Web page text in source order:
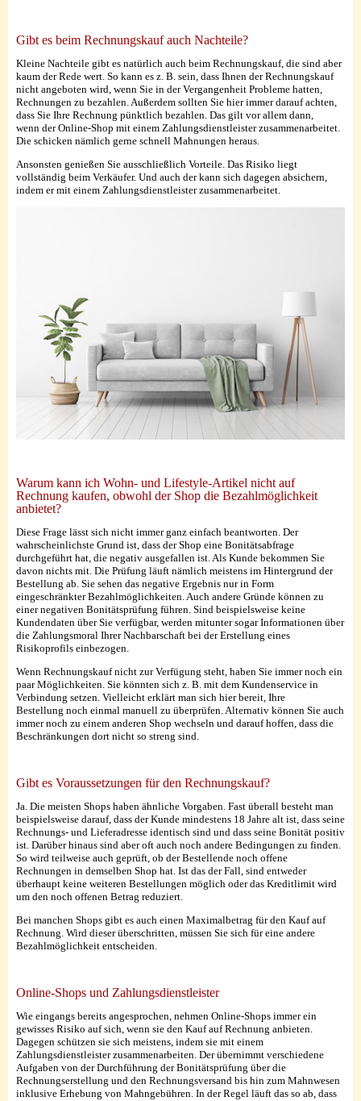
Gibt es beim Rechnungskauf auch Nachteile?
Kleine Nachteile gibt es natürlich auch beim Rechnungskauf, die sind aber
kaum der Rede wert. So kann es z. B. sein, dass Ihnen der Rechnungskauf
nicht angeboten wird, wenn Sie in der Vergangenheit Probleme hatten,
Rechnungen zu bezahlen. Außerdem sollten Sie hier immer darauf achten,
dass Sie Ihre Rechnung pünktlich bezahlen. Das gilt vor allem dann,
wenn der Online-Shop mit einem Zahlungsdienstleister zusammenarbeitet.
Die schicken nämlich gerne schnell Mahnungen heraus.
Ansonsten genießen Sie ausschließlich Vorteile. Das Risiko liegt
vollständig beim Verkäufer. Und auch der kann sich dagegen absichern,
indem er mit einem Zahlungsdienstleister zusammenarbeitet.
Warum kann ich Wohn- und Lifestyle-Artikel nicht auf
Rechnung kaufen, obwohl der Shop die Bezahlmöglichkeit
anbietet?
Diese Frage lässt sich nicht immer ganz einfach beantworten. Der
wahrscheinlichste Grund ist, dass der Shop eine Bonitätsabfrage
durchgeführt hat, die negativ ausgefallen ist. Als Kunde bekommen Sie
davon nichts mit. Die Prüfung läuft nämlich meistens im Hintergrund der
Bestellung ab. Sie sehen das negative Ergebnis nur in Form
eingeschränkter Bezahlmöglichkeiten. Auch andere Gründe können zu
einer negativen Bonitätsprüfung führen. Sind beispielsweise keine
Kundendaten über Sie verfügbar, werden mitunter sogar Informationen über
die Zahlungsmoral Ihrer Nachbarschaft bei der Erstellung eines
Risikoprofils einbezogen.
Wenn Rechnungskauf nicht zur Verfügung steht, haben Sie immer noch ein
paar Möglichkeiten. Sie könnten sich z. B. mit dem Kundenservice in
Verbindung setzen. Vielleicht erklärt man sich hier bereit, Ihre
Bestellung noch einmal manuell zu überprüfen. Alternativ können Sie auch
immer noch zu einem anderen Shop wechseln und darauf hoffen, dass die
Beschränkungen dort nicht so streng sind.
Gibt es Voraussetzungen für den Rechnungskauf?
Ja. Die meisten Shops haben ähnliche Vorgaben. Fast überall besteht man
beispielsweise darauf, dass der Kunde mindestens 18 Jahre alt ist, dass seine
Rechnungs- und Lieferadresse identisch sind und dass seine Bonität positiv
ist. Darüber hinaus sind aber oft auch noch andere Bedingungen zu finden.
So wird teilweise auch geprüft, ob der Bestellende noch offene
Rechnungen in demselben Shop hat. Ist das der Fall, sind entweder
überhaupt keine weiteren Bestellungen möglich oder das Kreditlimit wird
um den noch offenen Betrag reduziert.
Bei manchen Shops gibt es auch einen Maximalbetrag für den Kauf auf
Rechnung. Wird dieser überschritten, müssen Sie sich für eine andere
Bezahlmöglichkeit entscheiden.
Online-Shops und Zahlungsdienstleister
Wie eingangs bereits angesprochen, nehmen Online-Shops immer ein
gewisses Risiko auf sich, wenn sie den Kauf auf Rechnung anbieten.
Dagegen schützen sie sich meistens, indem sie mit einem
Zahlungsdienstleister zusammenarbeiten. Der übernimmt verschiedene
Aufgaben von der Durchführung der Bonitätsprüfung über die
Rechnungserstellung und den Rechnungsversand bis hin zum Mahnwesen
inklusive Erhebung von Mahngebühren. In der Regel läuft das so ab, dass